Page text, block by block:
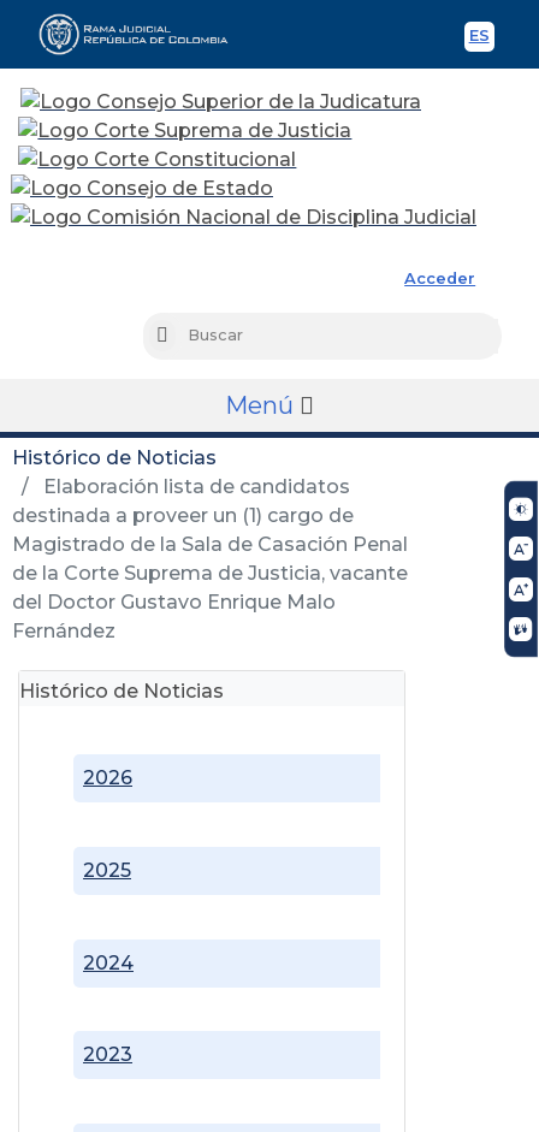
ES
Acceder
Buscar
Menú
Histórico de Noticias
Elaboración lista de candidatos
destinada a proveer un (1) cargo de
Magistrado de la Sala de Casación Penal
de la Corte Suprema de Justicia, vacante
del Doctor Gustavo Enrique Malo
Fernández
Histórico de Noticias
2023
2024
2025
2026